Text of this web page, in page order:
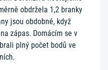
obdržela 1,2 branky
jsou obdobné, když
zápas. Domácím se v
plný počet bodů ve